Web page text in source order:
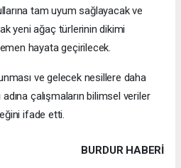
tam uyum sağlayacak ve
yeni ağaç türlerinin dikimi
hayata geçirilecek.
ve gelecek nesillere daha
adına çalışmaların bilimsel veriler
ifade etti.
BURDUR HABERİ